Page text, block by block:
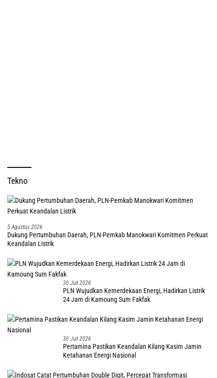
Tekno
5 Agustus 2026
Dukung Pertumbuhan Daerah, PLN-Pemkab Manokwari Komitmen Perkuat
Keandalan Listrik
30 Juli 2026
PLN Wujudkan Kemerdekaan Energi, Hadirkan Listrik
24 Jam di Kamoung Sum Fakfak
30 Juli 2026
Pertamina Pastikan Keandalan Kilang Kasim Jamin
Ketahanan Energi Nasional